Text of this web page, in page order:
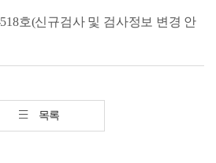
호(신규검사 및 검사정보 변경 안
목록